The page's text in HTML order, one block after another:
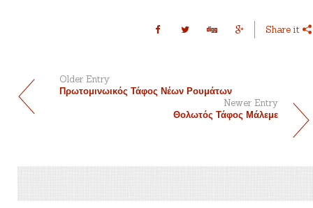
Share it
Older Entry
Πρωτομινωικός Τάφος Νέων Ρουμάτων
Newer Entry
Θολωτός Τάφος Μάλεμε